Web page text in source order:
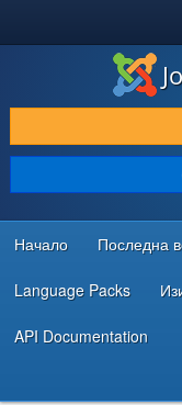
ИЗТЕГЛЯНЕ &
ОТКРИВАЙТЕ & УЧЕТЕ
ОБЩНОСТ &
РЕСУРСИ ЗА
Начало Последна
Language Packs
API Documentation